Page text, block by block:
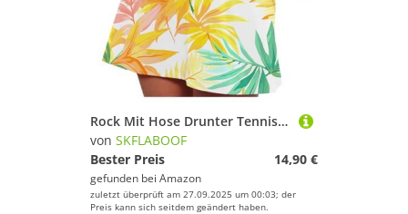
Rock Mit Hose Drunter Tennisrock Damen Sommerrock Leicht Röcke Für Sommer Hosenrock Leggings Knielang Golf Taschen Gelb, 3XL
von SKFLABOOF
Bester Preis
14,90 €
gefunden bei Amazon
zuletzt überprüft am 27.09.2025 um 00:03; der
Preis kann sich seitdem geändert haben.